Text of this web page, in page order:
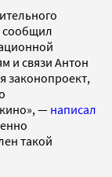
сообщил
и связи Антон
законопроект,
— написал
такой